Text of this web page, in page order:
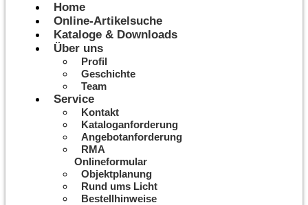
Home
Online-Artikelsuche
Kataloge & Downloads
Über uns
Profil
Geschichte
Team
Service
Kontakt
Kataloganforderung
Angebotanforderung
RMA
Onlineformular
Objektplanung
Rund ums Licht
Bestellhinweise